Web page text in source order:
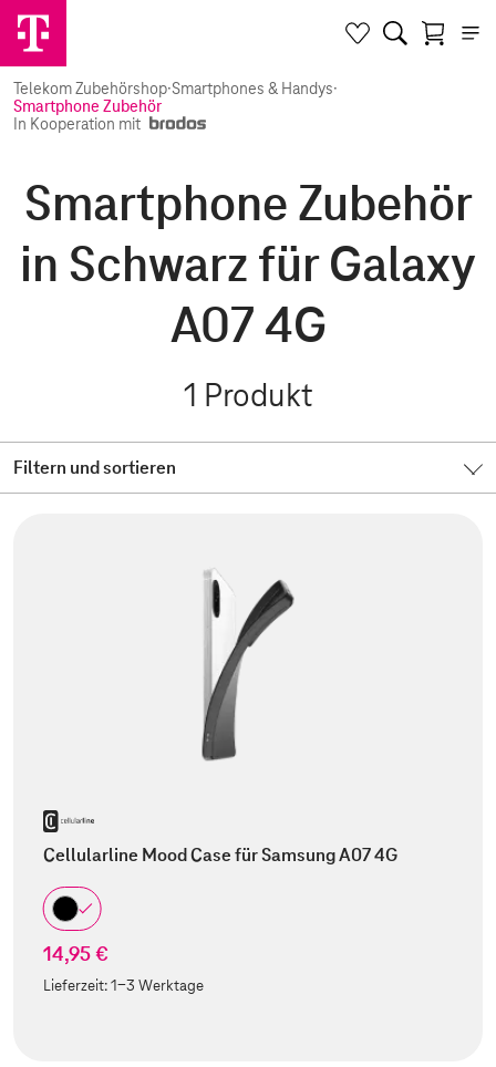
Telekom Zubehörshop·Smartphones & Handys·
Smartphone Zubehör
In Kooperation mit
Smartphone Zubehör
in Schwarz für Galaxy
A07 4G
1 Produkt
Filtern und sortieren
Cellularline Mood Case für Samsung A07 4G
14,95 €
Lieferzeit:1-3 Werktage